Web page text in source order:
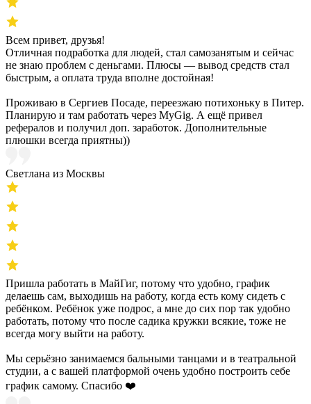
Всем привет, друзья!
Отличная подработка для людей, стал самозанятым и сейчас
не знаю проблем с деньгами. Плюсы — вывод средств стал
быстрым, а оплата труда вполне достойная!
Проживаю в Сергиев Посаде, переезжаю потихоньку в Питер.
Планирую и там работать через MyGig. А ещё привел
рефералов и получил доп. заработок. Дополнительные
плюшки всегда приятны))
Светлана из Москвы
Пришла работать в МайГиг, потому что удобно, график
делаешь сам, выходишь на работу, когда есть кому сидеть с
ребёнком. Ребёнок уже подрос, а мне до сих пор так удобно
работать, потому что после садика кружки всякие, тоже не
всегда могу выйти на работу.
Мы серьёзно занимаемся бальными танцами и в театральной
студии, а с вашей платформой очень удобно построить себе
график самому. Спасибо ❤️